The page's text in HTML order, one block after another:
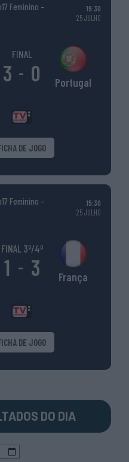
Feminino –
19:30
25 JULHO
FINAL
3 - 0 Portugal
DE JOGO
Feminino –
15:30
25 JULHO
FINAL 3º/4º
1 - 3 França
DE JOGO
DO DIA